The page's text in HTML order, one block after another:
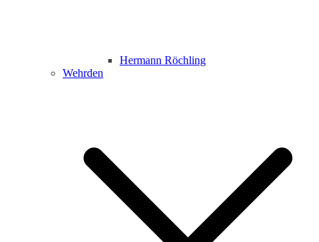
Hermann Röchling
Wehrden